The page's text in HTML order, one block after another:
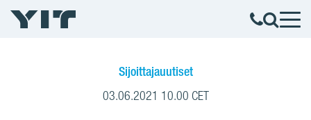
Sijoittajauutiset
03.06.2021 10.00 CET